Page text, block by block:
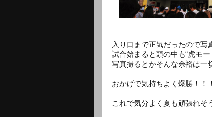
入り口まで正気だったので写
試合始まると頭の中も“虎モー
写真撮るとかそんな余裕は一
おかげで気持ちよく爆勝！！！
これで気分よく夏も頑張れそ